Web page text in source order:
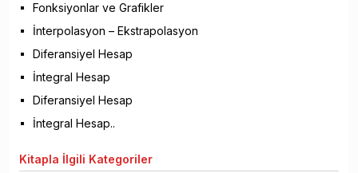
Fonksiyonlar ve Grafikler
İnterpolasyon – Ekstrapolasyon
Diferansiyel Hesap
İntegral Hesap
Diferansiyel Hesap
İntegral Hesap..
Kitapla İlgili Kategoriler